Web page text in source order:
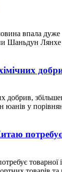
впала дуже
Шаньдун
добрив,
у